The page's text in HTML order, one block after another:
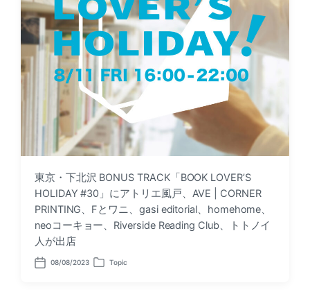
東京・下北沢 BONUS TRACK「BOOK LOVER’S
HOLIDAY #30」にアトリエ風戸、AVE | CORNER
PRINTING、Fとワニ、gasi editorial、homehome、
neoコーキョー、Riverside Reading Club、トトノイ
人が出店
P
08/08/2023 P
Topic